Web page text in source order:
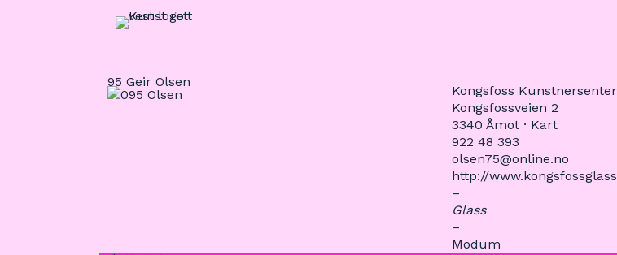
95 Geir Olsen
Kongsfoss Kunstnersenter
Kongsfossveien 2
3340 Åmot · Kart
922 48 393
olsen75@online.no
http://
–
Glass
–
Modum